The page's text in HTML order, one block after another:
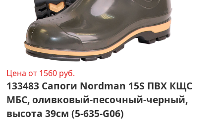
Цена от 1560 руб.
133483 Сапоги Nordman 15S ПВХ КЩС
МБС, оливковый-песочный-черный,
высота 39см (5-635-G06)